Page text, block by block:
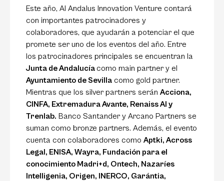
Este año, Al Andalus Innovation Venture contará
con importantes patrocinadores y
colaboradores, que ayudarán a potenciar el que
promete ser uno de los eventos del año. Entre
los patrocinadores principales se encuentran la
Junta de Andalucía como main partner y el
Ayuntamiento de Sevilla como gold partner.
Mientras que los silver partners serán Acciona,
CINFA, Extremadura Avante, Renaiss AI y
Trenlab. Banco Santander y Arcano Partners se
suman como bronze partners. Además, el evento
cuenta con colaboradores como Aptki, Across
Legal, ENISA, Wayra, Fundación para el
conocimiento Madri+d, Ontech, Nazaríes
Intelligenia, Origen, INERCO, Garántia,